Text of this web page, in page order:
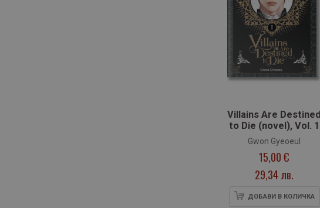
Villains Are Destined
to Die (novel), Vol. 1
Gwon Gyeoeul
15,00 €
29,34 лв.
ДОБАВИ В КОЛИЧКА